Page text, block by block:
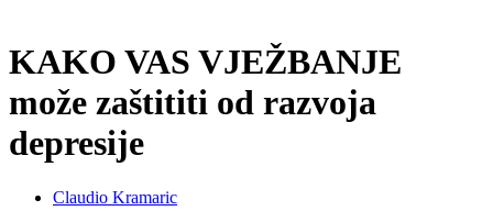
KAKO VAS VJEŽBANJE
može zaštititi od razvoja
depresije
Claudio Kramaric